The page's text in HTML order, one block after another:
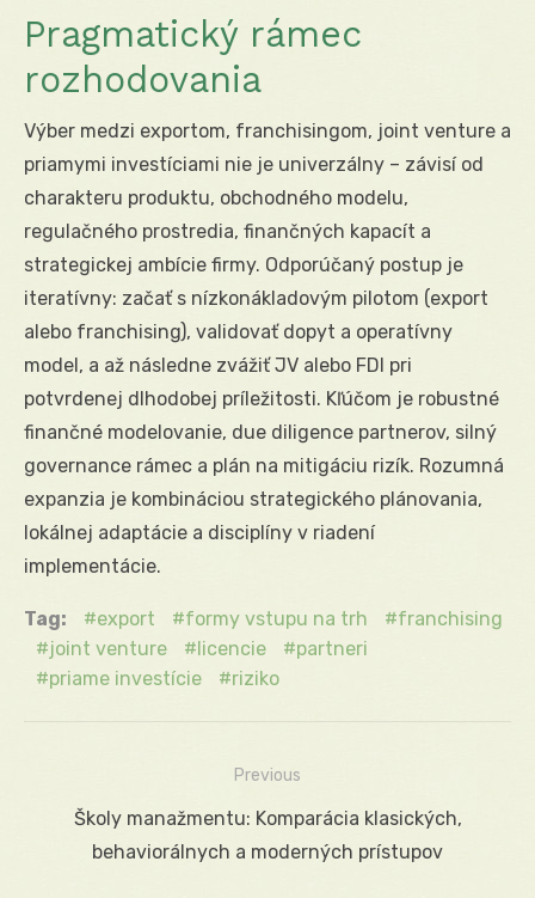
Pragmatický rámec
rozhodovania
Výber medzi exportom, franchisingom, joint venture a
priamymi investíciami nie je univerzálny – závisí od
charakteru produktu, obchodného modelu,
regulačného prostredia, finančných kapacít a
strategickej ambície firmy. Odporúčaný postup je
iteratívny: začať s nízkonákladovým pilotom (export
alebo franchising), validovať dopyt a operatívny
model, a až následne zvážiť JV alebo FDI pri
potvrdenej dlhodobej príležitosti. Kľúčom je robustné
finančné modelovanie, due diligence partnerov, silný
governance rámec a plán na mitigáciu rizík. Rozumná
expanzia je kombináciou strategického plánovania,
lokálnej adaptácie a disciplíny v riadení
implementácie.
Tag: export formy vstupu na trh
franchising
joint venture
licencie
partneri
priame investície
riziko
Navigácia
Previous
Previous
Školy manažmentu: Komparácia klasických,
behaviorálnych a moderných prístupov